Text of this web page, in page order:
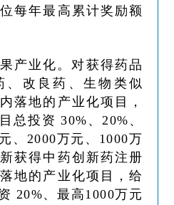
每年最高累计奖励额
产业化。对获得药品
、改良药、生物类似
落地的产业化项目，
总投资 30%、20%、
、2000万元、1000万
获得中药创新药注册
地的产业化项目，给
20%、最高1000万元